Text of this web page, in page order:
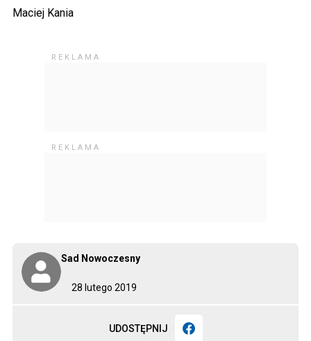
28 lutego 2019
Sad Nowoczesny
UDOSTĘPNIJ
Maciej Kania